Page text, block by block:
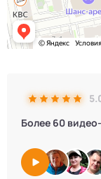
Более 60